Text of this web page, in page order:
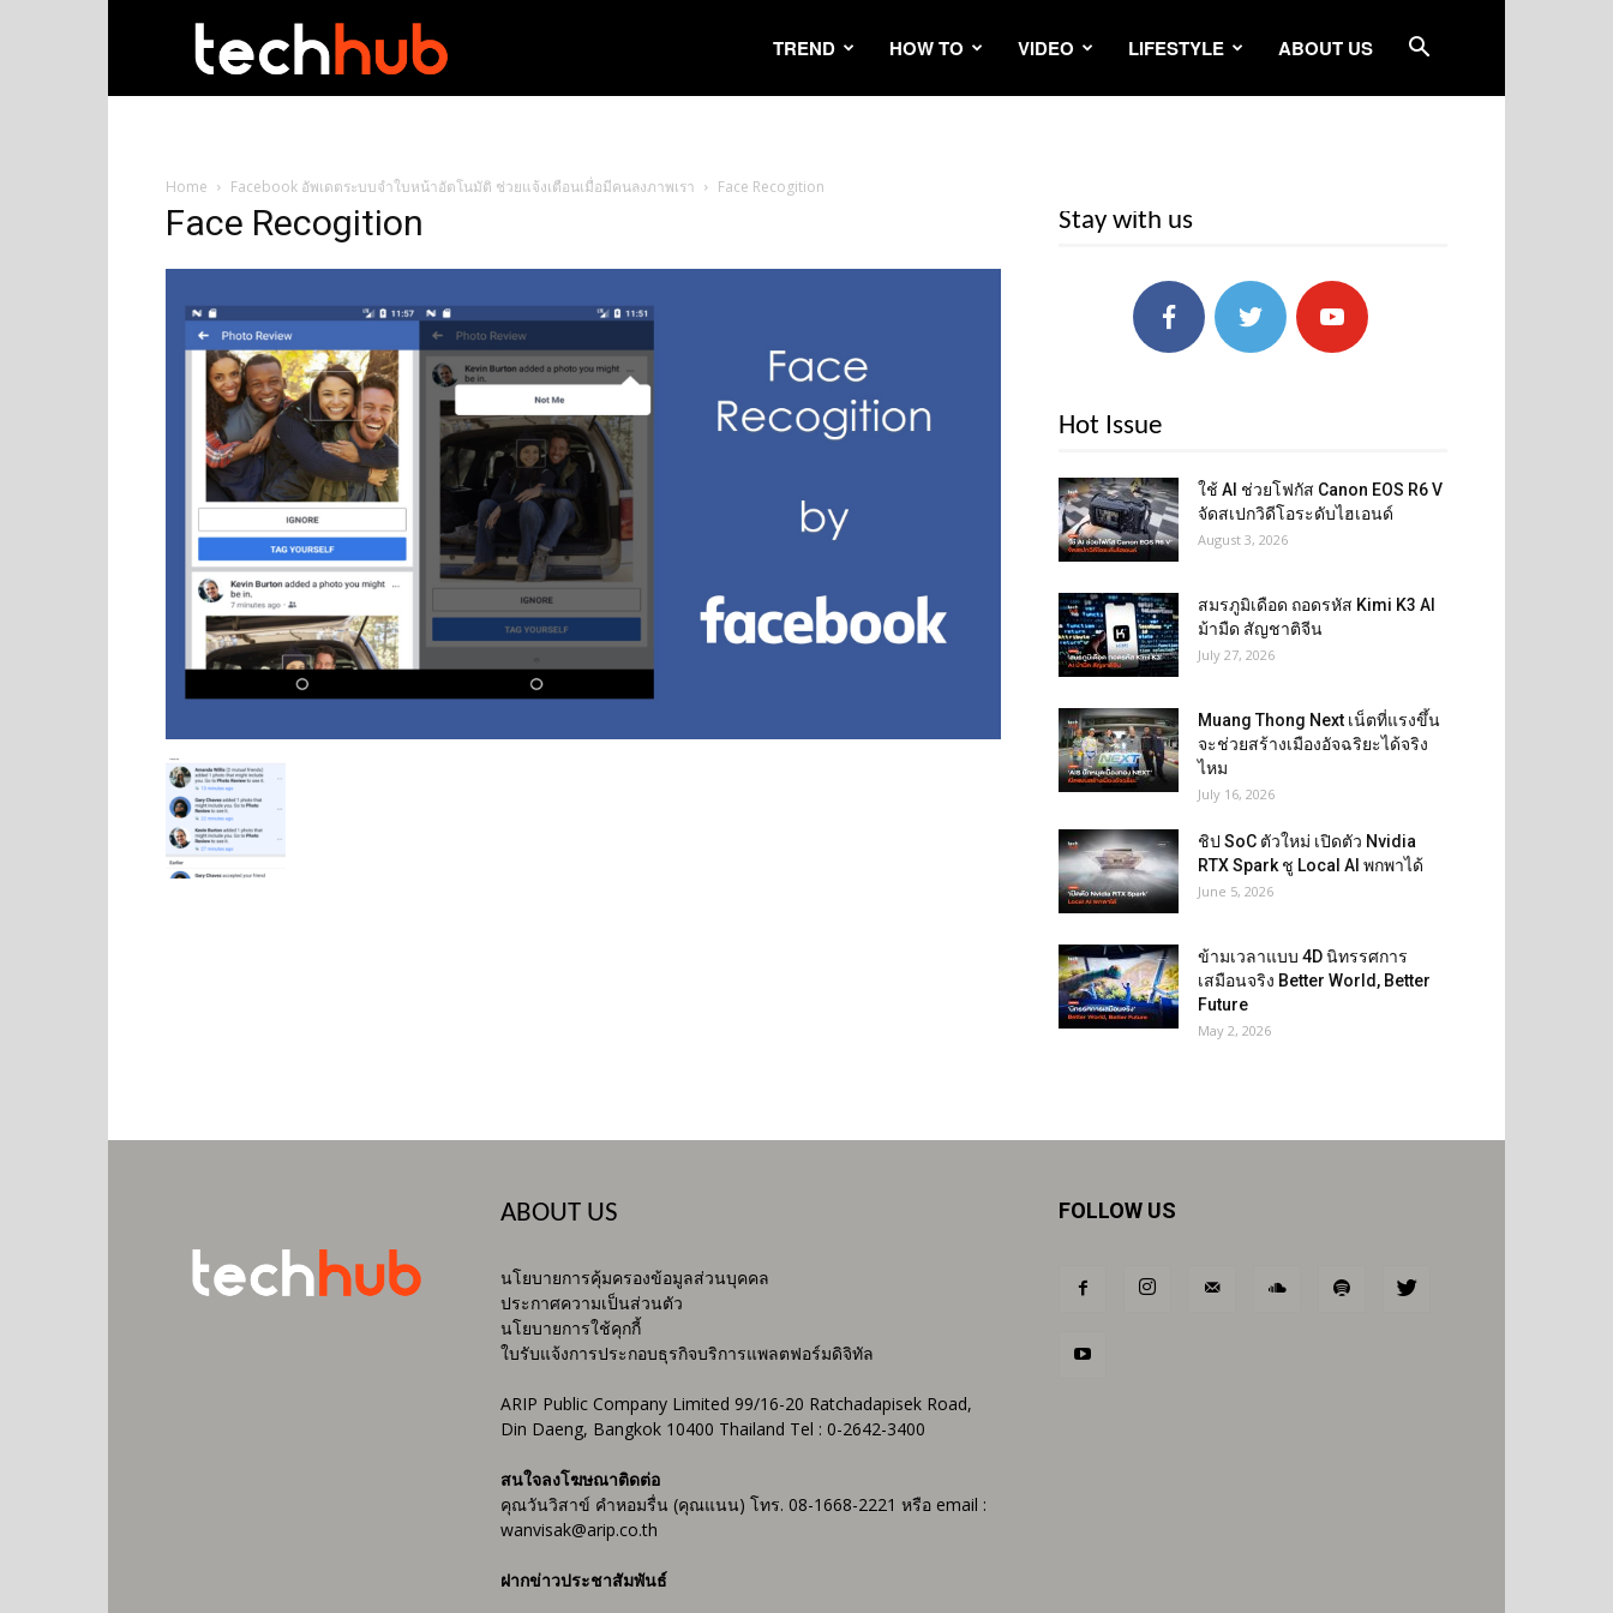
TREND HOW TO VIDEO LIFESTYLE ABOUT US
Home Facebook อัพเดตระบบจำใบหน้าอัตโนมัติ ช่วยแจ้งเตือนเมื่อมีคนลงภาพเรา Face Recogition
Face Recogition Stay with us
Hot Issue
ใช้ AI ช่วยโฟกัส Canon EOS R6 V
จัดสเปกวิดีโอระดับไฮเอนด์
August 3, 2026
สมรภูมิเดือด ถอดรหัส Kimi K3 AI
ม้ามืด สัญชาติจีน
July 27, 2026
Muang Thong Next เน็ตที่แรงขึ้น
จะช่วยสร้างเมืองอัจฉริยะได้จริง
ไหม
July 16, 2026
ชิป SoC ตัวใหม่ เปิดตัว Nvidia
RTX Spark ชู Local AI พกพาได้
June 5, 2026
ข้ามเวลาแบบ 4D นิทรรศการ
เสมือนจริง Better World, Better
Future
May 2, 2026
ABOUT US
นโยบายการคุ้มครองข้อมูลส่วนบุคคล
ประกาศความเป็นส่วนตัว
นโยบายการใช้คุกกี้
ใบรับแจ้งการประกอบธุรกิจบริการแพลตฟอร์มดิจิทัล
ARIP Public Company Limited 99/16-20 Ratchadapisek Road,
Din Daeng, Bangkok 10400 Thailand Tel : 0-2642-3400
สนใจลงโฆษณาติดต่อ
คุณวันวิสาข์ คำหอมรื่น (คุณแนน) โทร. 08-1668-2221 หรือ email :
wanvisak@arip.co.th
ฝากข่าวประชาสัมพันธ์
FOLLOW US